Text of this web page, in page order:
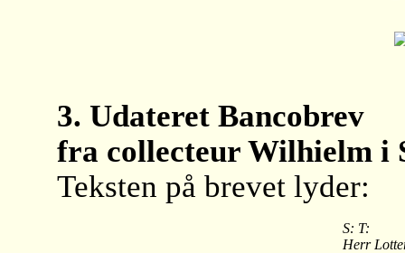
3. Udateret Bancobrev
fra collecteur Wilhielm i
Teksten på brevet lyder:
S: T:
Herr